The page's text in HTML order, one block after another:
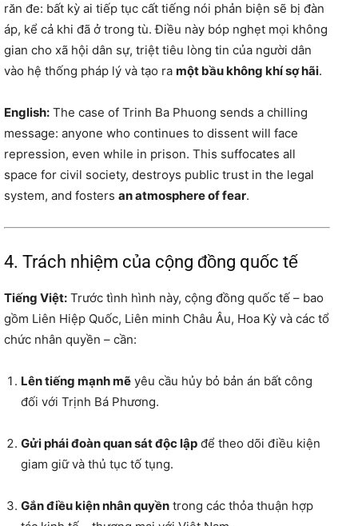
răn đe: bất kỳ ai tiếp tục cất tiếng nói phản biện sẽ bị đàn
áp, kể cả khi đã ở trong tù. Điều này bóp nghẹt mọi không
gian cho xã hội dân sự, triệt tiêu lòng tin của người dân
vào hệ thống pháp lý và tạo ra một bầu không khí sợ hãi.
English: The case of Trinh Ba Phuong sends a chilling
message: anyone who continues to dissent will face
repression, even while in prison. This suffocates all
space for civil society, destroys public trust in the legal
system, and fosters an atmosphere of fear.
4. Trách nhiệm của cộng đồng quốc tế
Tiếng Việt: Trước tình hình này, cộng đồng quốc tế – bao
gồm Liên Hiệp Quốc, Liên minh Châu Âu, Hoa Kỳ và các tổ
chức nhân quyền – cần:
Lên tiếng mạnh mẽ yêu cầu hủy bỏ bản án bất công
đối với Trịnh Bá Phương.
Gửi phái đoàn quan sát độc lập để theo dõi điều kiện
giam giữ và thủ tục tố tụng.
Gắn điều kiện nhân quyền trong các thỏa thuận hợp